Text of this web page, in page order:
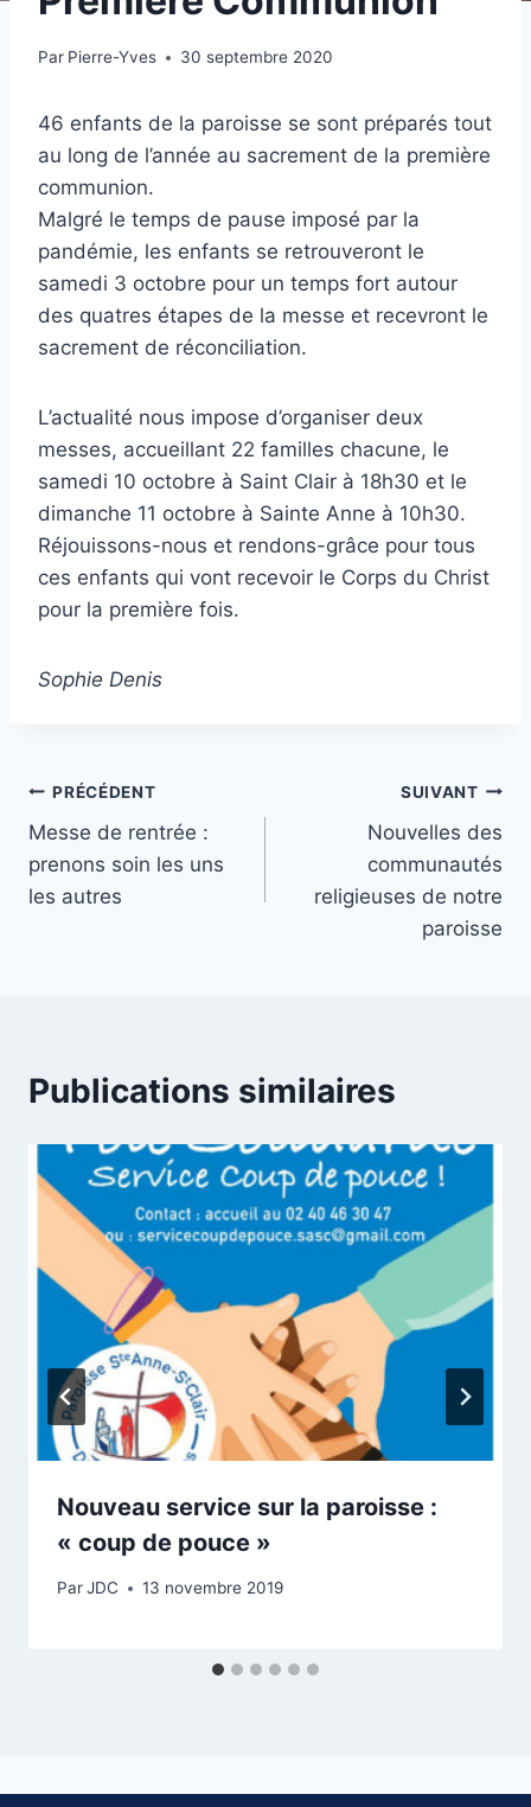
Par Pierre-Yves 30 septembre 2020
46 enfants de la paroisse se sont préparés tout
au long de l’année au sacrement de la première
communion.
Malgré le temps de pause imposé par la
pandémie, les enfants se retrouveront le
samedi 3 octobre pour un temps fort autour
des quatres étapes de la messe et recevront le
sacrement de réconciliation.
L’actualité nous impose d’organiser deux
messes, accueillant 22 familles chacune, le
samedi 10 octobre à Saint Clair à 18h30 et le
dimanche 11 octobre à Sainte Anne à 10h30.
Réjouissons-nous et rendons-grâce pour tous
ces enfants qui vont recevoir le Corps du Christ
pour la première fois.
Sophie Denis
Navigation
de
l’article
PRÉCÉDENT
Messe de rentrée :
prenons soin les uns
les autres
SUIVANT
Nouvelles des
communautés
religieuses de notre
paroisse
Publications similaires
Nouveau service sur la paroisse :
« coup de pouce »
ParJDC 13 novembre 2019